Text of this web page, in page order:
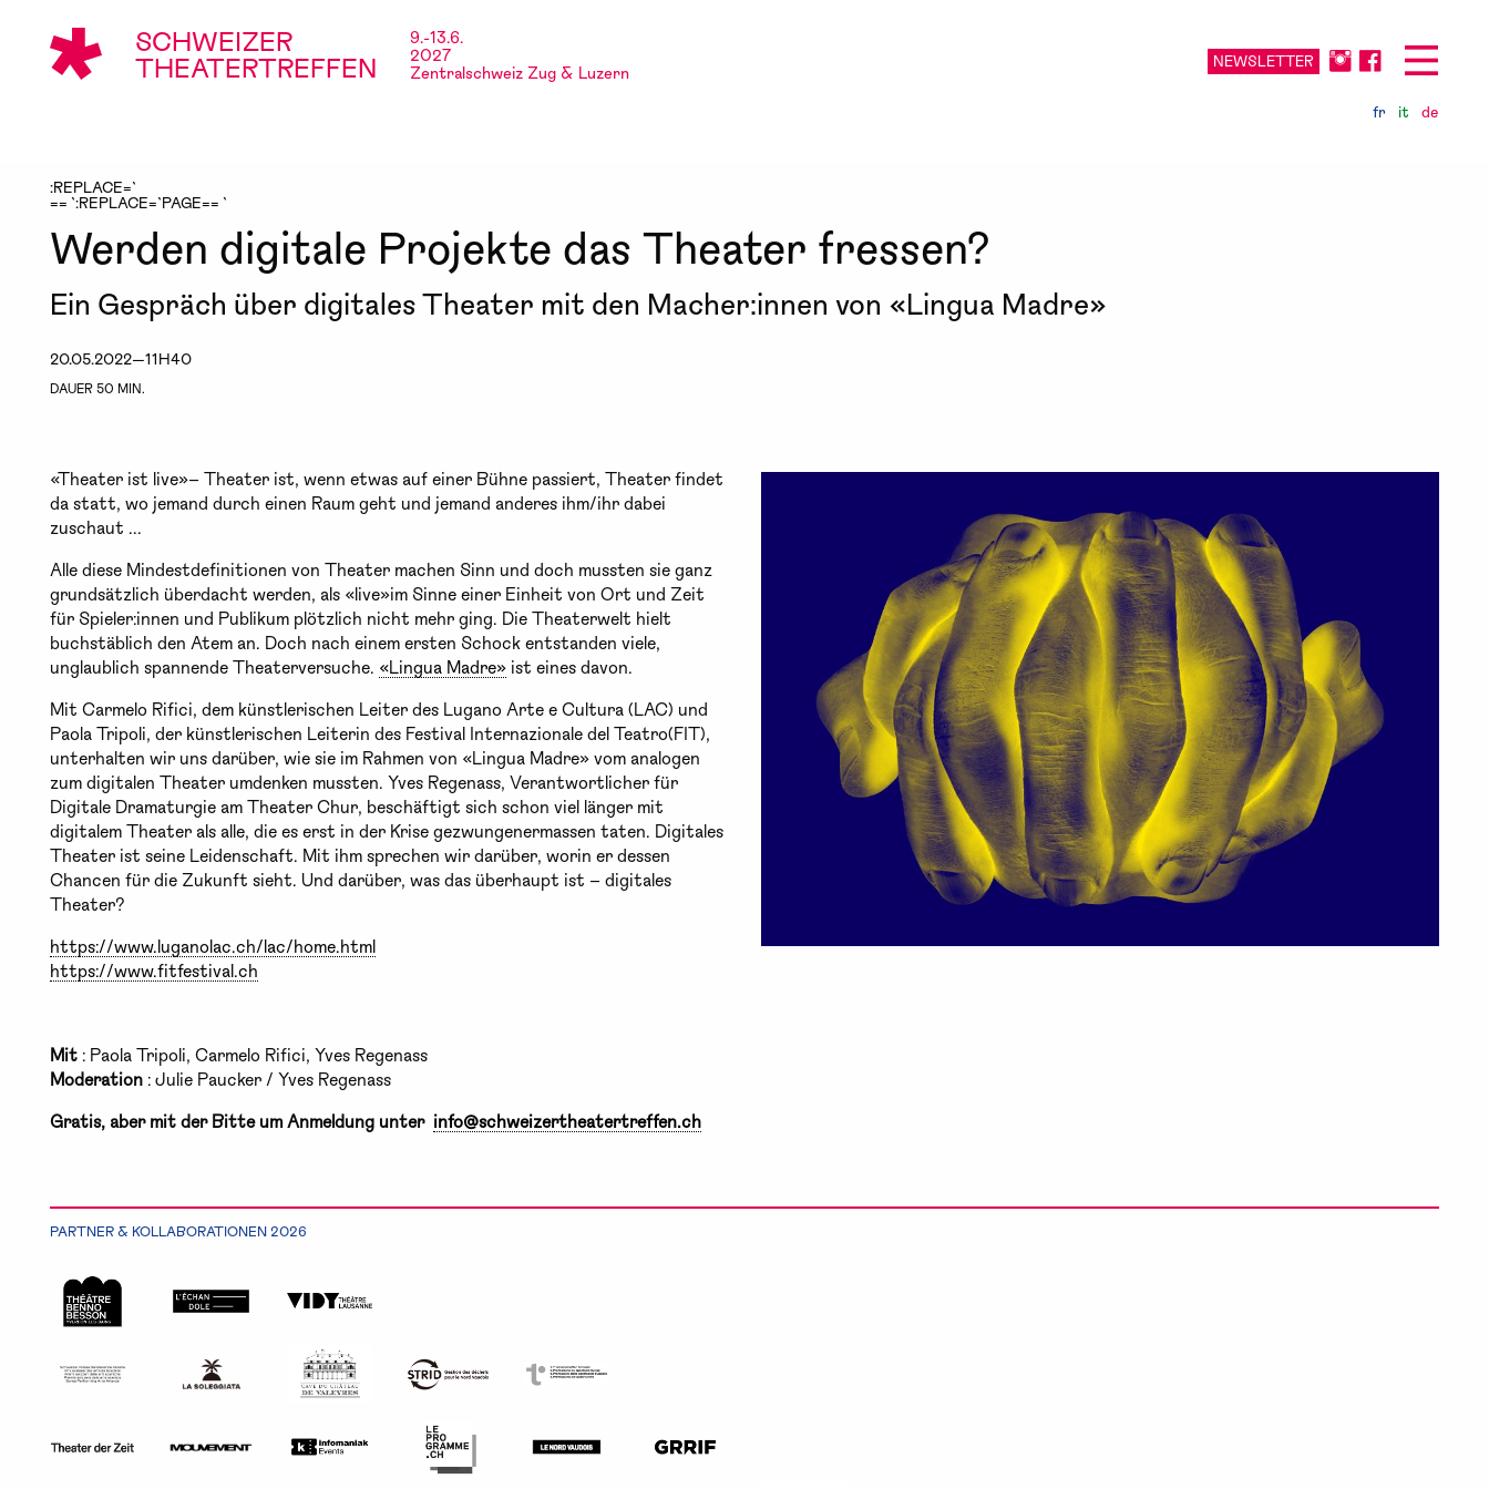
SCHWEIZER
THEATERTREFFEN
9.-13.6.
2027
Zentralschweiz Zug & Luzern
NEWSLETTER
fr it de
:REPLACE=`
== `:REPLACE=`PAGE== `
Werden digitale Projekte das Theater fressen?
Ein Gespräch über digitales Theater mit den Macher:innen von «Lingua Madre»
20.05.2022—11H40
DAUER 50 MIN.
«Theater ist live»– Theater ist, wenn etwas auf einer Bühne passiert, Theater findet
da statt, wo jemand durch einen Raum geht und jemand anderes ihm/ihr dabei
zuschaut ...
Alle diese Mindestdefinitionen von Theater machen Sinn und doch mussten sie ganz
grundsätzlich überdacht werden, als «live»im Sinne einer Einheit von Ort und Zeit
für Spieler:innen und Publikum plötzlich nicht mehr ging. Die Theaterwelt hielt
buchstäblich den Atem an. Doch nach einem ersten Schock entstanden viele,
unglaublich spannende Theaterversuche. «Lingua Madre» ist eines davon.
Mit Carmelo Rifici, dem künstlerischen Leiter des Lugano Arte e Cultura (LAC) und
Paola Tripoli, der künstlerischen Leiterin des Festival Internazionale del Teatro(FIT),
unterhalten wir uns darüber, wie sie im Rahmen von «Lingua Madre» vom analogen
zum digitalen Theater umdenken mussten. Yves Regenass, Verantwortlicher für
Digitale Dramaturgie am Theater Chur, beschäftigt sich schon viel länger mit
digitalem Theater als alle, die es erst in der Krise gezwungenermassen taten. Digitales
Theater ist seine Leidenschaft. Mit ihm sprechen wir darüber, worin er dessen
Chancen für die Zukunft sieht. Und darüber, was das überhaupt ist – digitales
Theater?
https://www.luganolac.ch/lac/home.html
https://www.fitfestival.ch
Mit : Paola Tripoli, Carmelo Rifici, Yves Regenass
Moderation : Julie Paucker / Yves Regenass
Gratis, aber mit der Bitte um Anmeldung unter info@schweizertheatertreffen.ch
PARTNER & KOLLABORATIONEN 2026